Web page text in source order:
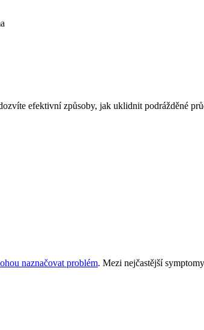
efektivní způsoby, jak uklidnit podrážděné
naznačovat problém. Mezi nejčastější